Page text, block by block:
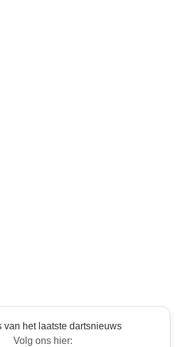
van het laatste dartsnieuws
Volg ons hier: